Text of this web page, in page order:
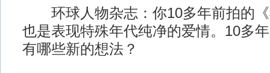
环球人物杂志：你10多年前拍的《
也是表现特殊年代纯净的爱情。10多
有哪些新的想法？